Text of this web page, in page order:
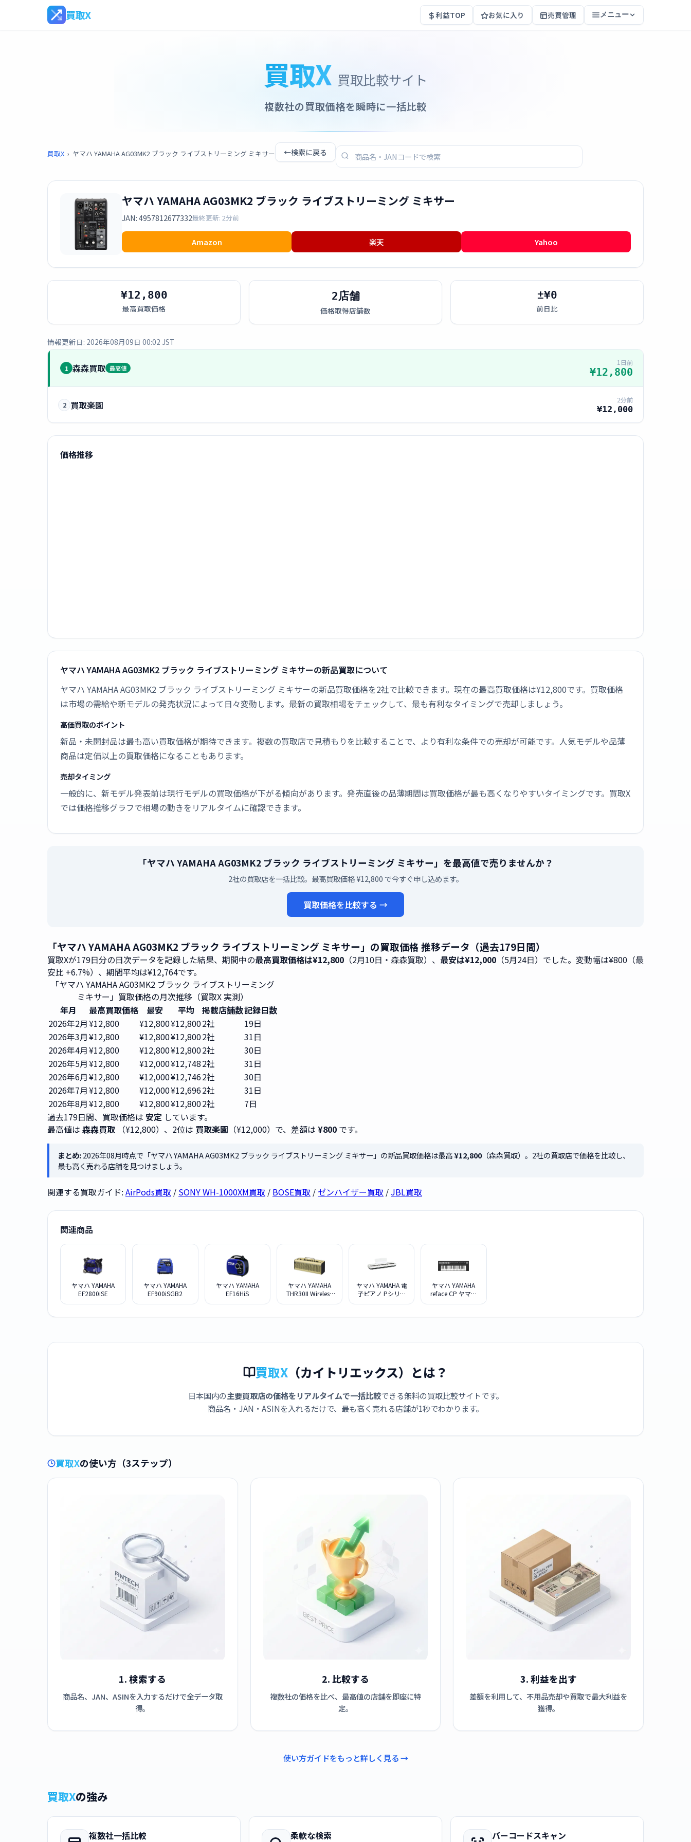
買取X 利益TOP お気に入り 売買管理 メニュー
買取X 買取比較サイト
複数社の買取価格を瞬時に一括比較
買取X › ヤマハ YAMAHA AG03MK2 ブラック ライブストリーミング ミキサー ←検索に戻る
ヤマハ YAMAHA AG03MK2 ブラック ライブストリーミング ミキサー
JAN: 4957812677332最終更新: 2分前
Amazon 楽天 Yahoo
¥12,800
最高買取価格
2店舗
価格取得店舗数
±¥0
前日比
情報更新日: 2026年08月09日 00:02 JST
1 森森買取 最高値
1日前
¥12,800
2 買取楽園 2分前
¥12,000
価格推移
ヤマハ YAMAHA AG03MK2 ブラック ライブストリーミング ミキサーの新品買取について
ヤマハ YAMAHA AG03MK2 ブラック ライブストリーミング ミキサーの新品買取価格を2社で比較できます。現在の最高買取価格は¥12,800です。買取価格
は市場の需給や新モデルの発売状況によって日々変動します。最新の買取相場をチェックして、最も有利なタイミングで売却しましょう。
高価買取のポイント
新品・未開封品は最も高い買取価格が期待できます。複数の買取店で見積もりを比較することで、より有利な条件での売却が可能です。人気モデルや品薄
商品は定価以上の買取価格になることもあります。
売却タイミング
一般的に、新モデル発表前は現行モデルの買取価格が下がる傾向があります。発売直後の品薄期間は買取価格が最も高くなりやすいタイミングです。買取X
では価格推移グラフで相場の動きをリアルタイムに確認できます。
「ヤマハ YAMAHA AG03MK2 ブラック ライブストリーミング ミキサー」を最高値で売りませんか？
2社の買取店を一括比較。最高買取価格 ¥12,800 で今すぐ申し込めます。
買取価格を比較する →
「ヤマハ YAMAHA AG03MK2 ブラック ライブストリーミング ミキサー」の買取価格 推移データ（過去179日間）
買取Xが179日分の日次データを記録した結果、期間中の最高買取価格は¥12,800 （2月10日・森森買取）、 最安は¥12,000 （5月24日）でした。変動幅は¥800（最
安比 +6.7%）、期間平均は¥12,764です。
「ヤマハ YAMAHA AG03MK2 ブラック ライブストリーミング
ミキサー」買取価格の月次推移（買取X 実測）
年月
最高買取価格 最安 平均 掲載店舗数記録日数
2026年2月¥12,800 ¥12,800¥12,8002社
19日
2026年3月¥12,800 ¥12,800¥12,8002社
31日
2026年4月¥12,800 ¥12,800¥12,8002社
30日
2026年5月¥12,800 ¥12,000¥12,7482社
31日
2026年6月¥12,800 ¥12,000¥12,7462社
30日
2026年7月¥12,800 ¥12,000¥12,6962社
31日
2026年8月¥12,800 ¥12,800¥12,8002社
7日
過去179日間、買取価格は 安定 しています。
最高値は 森森買取 （¥12,800）、2位は 買取楽園 （¥12,000）で、差額は ¥800 です。
まとめ:2026年08月時点で「ヤマハ YAMAHA AG03MK2 ブラック ライブストリーミング ミキサー」の新品買取価格は最高¥12,800（森森買取）。2社の買取店で価格を比較し、
最も高く売れる店舗を見つけましょう。
関連する買取ガイド: AirPods買取 / SONY WH-1000XM買取 / BOSE買取 / ゼンハイザー買取 / JBL買取
関連商品
ヤマハ YAMAHA
EF2800iSE
ヤマハ YAMAHA
EF900iSGB2
ヤマハ YAMAHA
EF16HiS
ヤマハ YAMAHA
THR30II Wireless
ヤマハ YAMAHA 電
子ピアノ Pシリー
ヤマハ YAMAHA
reface CP ヤマハ
買取X （カイトリエックス）とは？
日本国内の主要買取店の価格をリアルタイムで一括比較できる無料の買取比較サイトです。
商品名・JAN・ASINを入れるだけで、最も高く売れる店舗が1秒でわかります。
買取Xの使い方（3ステップ）
1. 検索する
商品名、JAN、ASINを入力するだけで全データ取
得。
2. 比較する
複数社の価格を比べ、最高値の店舗を即座に特
定。
3. 利益を出す
差額を利用して、不用品売却や買取で最大利益を
獲得。
使い方ガイドをもっと詳しく見る →
買取Xの強み
複数社一括比較 柔軟な検索 バーコードスキャン